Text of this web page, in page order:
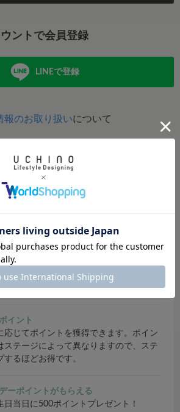
ントで会員登録
LINEで登録
報のお取り扱いについて
ップイベント開催！
イント還元率がUP！
オンラインショップ・直営店では１
ットセールにご招待
シークレットセールでお得にお買い物で
イント
応じてポイントを獲得できます。ポイン
ステージによって異なりますので、ステ
するほどお得です。
ーポイントがもらえる
日当日に500ポイントプレゼント！